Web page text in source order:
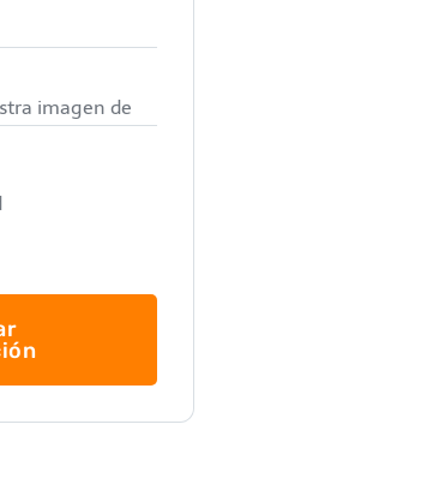
imagen de